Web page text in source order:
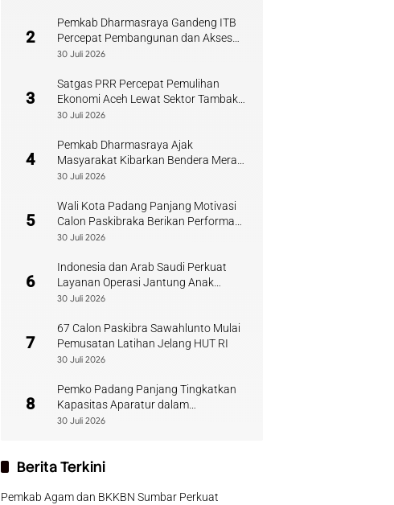
2
Pemkab Dharmasraya Gandeng ITB
Percepat Pembangunan dan Akses
Pendidikan
30 Juli 2026
3
Satgas PRR Percepat Pemulihan
Ekonomi Aceh Lewat Sektor Tambak
Kopi
30 Juli 2026
4
Pemkab Dharmasraya Ajak
Masyarakat Kibarkan Bendera Merah
Putih Sambut HUT RI
30 Juli 2026
5
Wali Kota Padang Panjang Motivasi
Calon Paskibraka Berikan Performa
Terbaik
30 Juli 2026
6
Indonesia dan Arab Saudi Perkuat
Layanan Operasi Jantung Anak
Sumbar
30 Juli 2026
7
67 Calon Paskibra Sawahlunto Mulai
Pemusatan Latihan Jelang HUT RI
30 Juli 2026
8
Pemko Padang Panjang Tingkatkan
Kapasitas Aparatur dalam
Penanganan Pascabencana
30 Juli 2026
Berita Terkini
Pemkab Agam dan BKKBN Sumbar Perkuat